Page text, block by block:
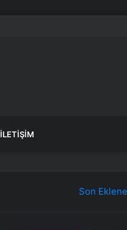
İLETIŞIM
Son